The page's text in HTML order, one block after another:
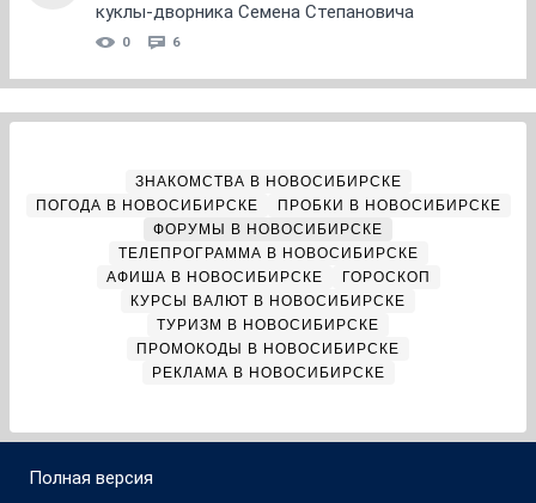
куклы-дворника Семена Степановича
0 6
ЗНАКОМСТВА В НОВОСИБИРСКЕ
ПОГОДА В НОВОСИБИРСКЕ
ПРОБКИ В НОВОСИБИРСКЕ
ФОРУМЫ В НОВОСИБИРСКЕ
ТЕЛЕПРОГРАММА В НОВОСИБИРСКЕ
АФИША В НОВОСИБИРСКЕ
ГОРОСКОП
КУРСЫ ВАЛЮТ В НОВОСИБИРСКЕ
ТУРИЗМ В НОВОСИБИРСКЕ
ПРОМОКОДЫ В НОВОСИБИРСКЕ
РЕКЛАМА В НОВОСИБИРСКЕ
Полная версия